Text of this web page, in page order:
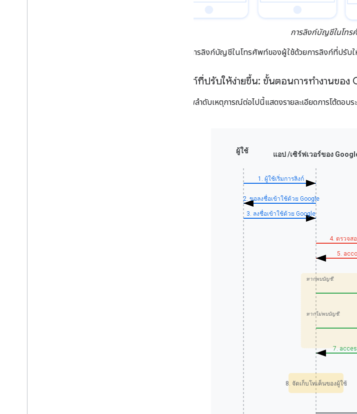
การลิงก์บัญชีในโทร
การลิงก์บัญชีในโทรศัพท์ของผู้ใช้ด้วยการลิงก์ที่ปรับใ
การลิงก์ที่ปรับให้ง่ายขึ้น: ขั้นตอนการทำงานขอ
แผนภาพลำดับเหตุการณ์ต่อไปนี้แสดงรายละเอียดการโต้ตอ
ผู้ใช้ แอป /เซิร์ฟเวอร์ของ
1. ผู้ใช้เริ่มการลิงก์
2. ขอลงชื่อเข้าใช้ด้วย Google
3. ลงชื่อเข้าใช้ด้วย Google
4. ตรวจส
5.
หากพบบัญชี:
หากไม่พบบัญชี:
7.
8. จัดเก็บโทเค็นของผู้ใช้